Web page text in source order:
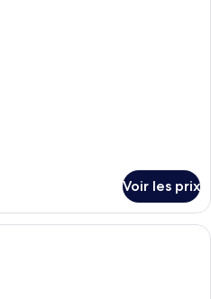
Voir les prix
Une chambre à coucher avec un lit,